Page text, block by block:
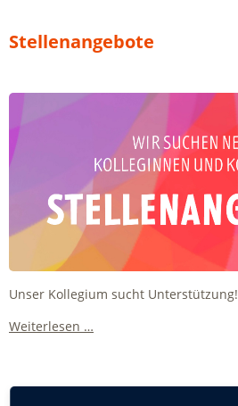
Waldorflehrer*in
werden!
Stellenangebote
Unser Kollegium sucht Unterstützung!
Weiterlesen …